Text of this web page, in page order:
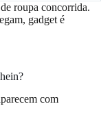
roupa concorrida.
gadget é
com